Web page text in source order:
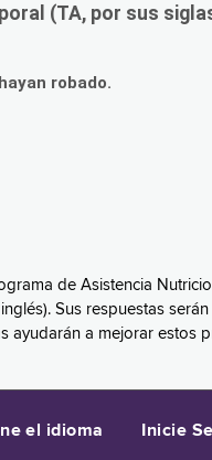
(TA, por sus
robado.
de Asistencia
Sus respuestas
a mejorar estos
el idioma Inicie